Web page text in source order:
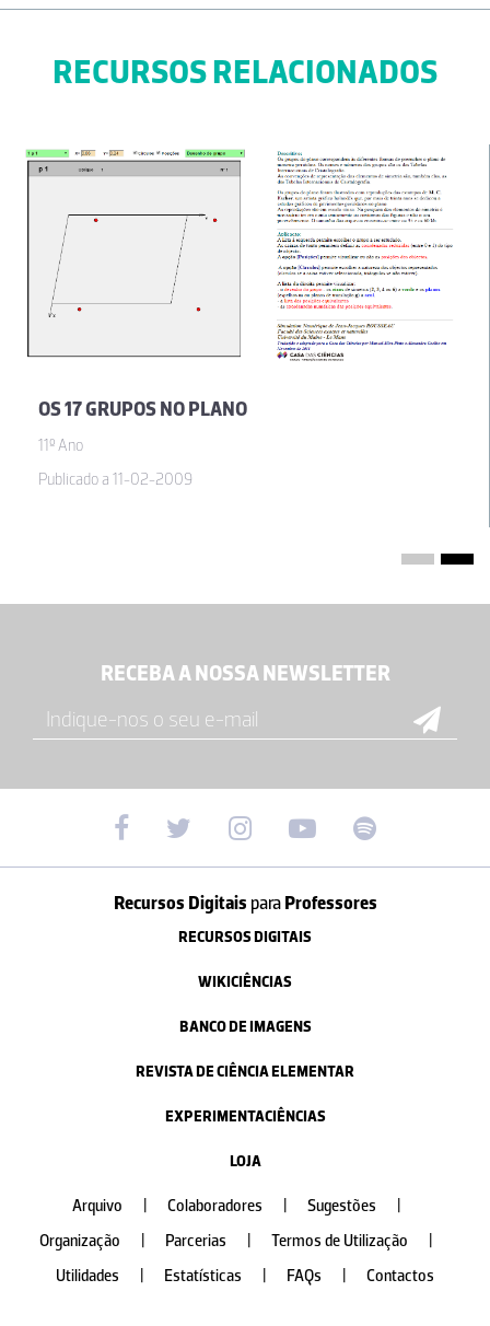
RECURSOS RELACIONADOS
OS 17 GRUPOS NO PLANO
11º Ano
Publicado a 11-02-2009
RECEBA A NOSSA NEWSLETTER
Recursos Digitais paraProfessores
RECURSOS DIGITAIS
WIKICIÊNCIAS
BANCO DE IMAGENS
REVISTA DE CIÊNCIA ELEMENTAR
EXPERIMENTACIÊNCIAS
LOJA
Arquivo Colaboradores Sugestões
Organização
Parcerias Termos de Utilização
Utilidades
Estatísticas FAQs Contactos